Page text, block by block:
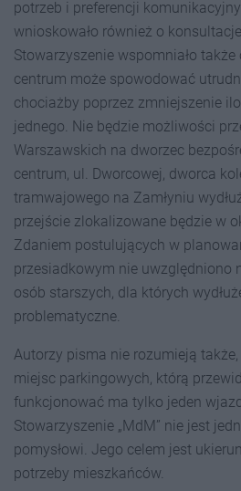
potrzeb i preferencji
wnioskowało również o
Stowarzyszenie wspomniało także
centrum może spowodować
chociażby poprzez zmniejszenie
jednego. Nie będzie możliwości
Warszawskich na dworzec
centrum, ul. Dworcowej, dworca
tramwajowego na Zamłyniu
przejście zlokalizowane będzie w
Zdaniem postulujących w
przesiadkowym nie uwzględniono
osób starszych, dla których
problematyczne.
Autorzy pisma nie rozumieją
miejsc parkingowych, którą
funkcjonować ma tylko jeden
Stowarzyszenie „MdM” nie jest
pomysłowi. Jego celem jest
potrzeby mieszkańców.